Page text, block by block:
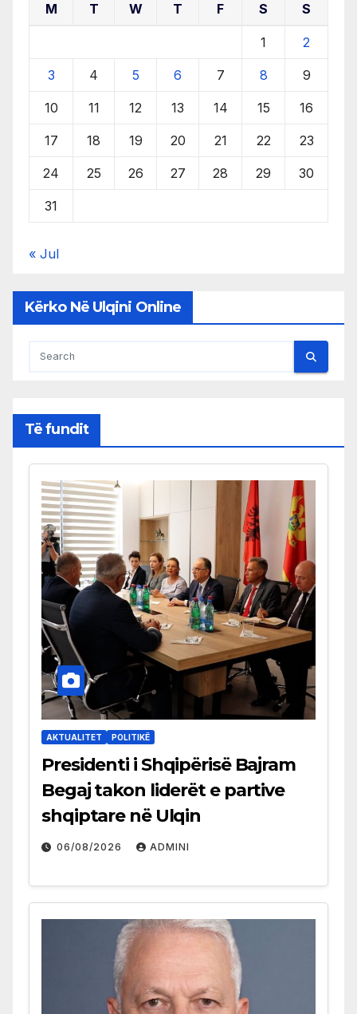
M T W T F S S
1 2
3 4 5 6 7 8 9
10 11 12 13 14 15 16
17 18 19 20 21 22 23
24 25 26 27 28 29 30
31
« Jul
Kërko Në Ulqini Online
Të fundit
AKTUALITET POLITIKË
Presidenti i Shqipërisë Bajram
Begaj takon liderët e partive
shqiptare në Ulqin
06/08/2026 ADMINI